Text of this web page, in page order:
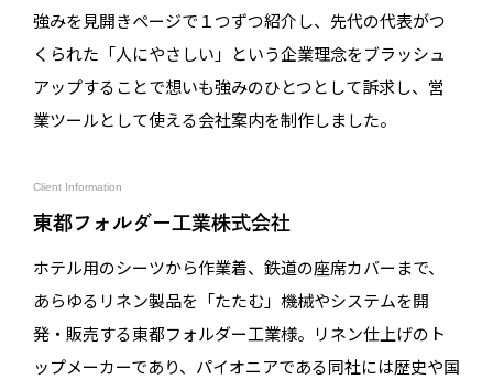
強みを見開きページで１つずつ紹介し、先代の代表がつ
くられた「人にやさしい」という企業理念をブラッシュ
アップすることで想いも強みのひとつとして訴求し、営
業ツールとして使える会社案内を制作しました。
Client Information
東都フォルダー工業株式会社
ホテル用のシーツから作業着、鉄道の座席カバーまで、
あらゆるリネン製品を「たたむ」機械やシステムを開
発・販売する東都フォルダー工業様。リネン仕上げのト
ップメーカーであり、パイオニアである同社には歴史や国